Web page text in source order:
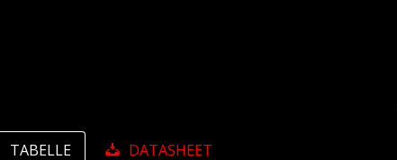
TABELLE DATASHEET